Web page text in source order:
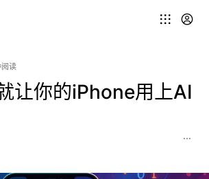
读
让你的iPhone用上AI